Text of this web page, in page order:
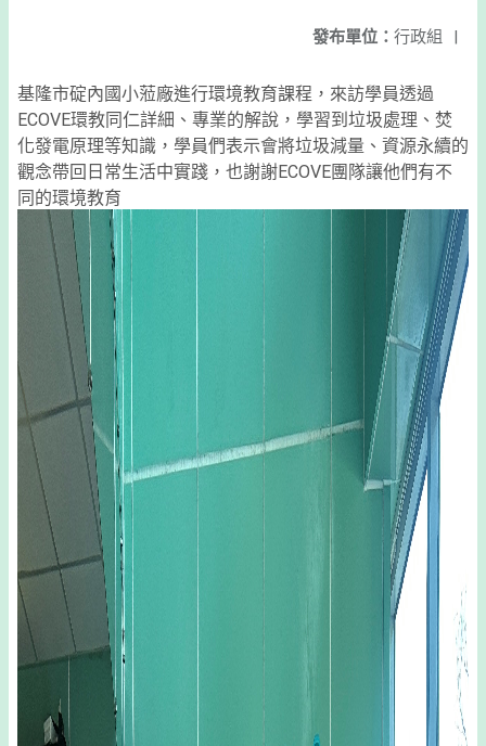
發布單位： 行政組 |
基隆市碇內國小蒞廠進行環境教育課程，來訪學員透過
ECOVE環教同仁詳細、專業的解說，學習到垃圾處理、焚
化發電原理等知識，學員們表示會將垃圾減量、資源永續的
觀念帶回日常生活中實踐，也謝謝ECOVE團隊讓他們有不
同的環境教育